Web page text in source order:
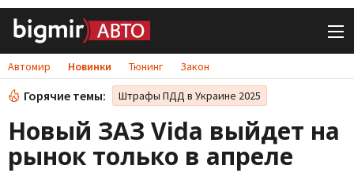
Автомир Новинки Тюнинг Закон
Горячие темы: Штрафы ПДД в Украине 2025
Новый ЗАЗ Vida выйдет на
рынок только в апреле